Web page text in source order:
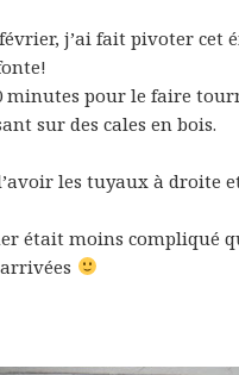
j’ai fait pivoter cet
minutes pour le faire
sur des cales en bois.
les tuyaux à droite
était moins compliqué